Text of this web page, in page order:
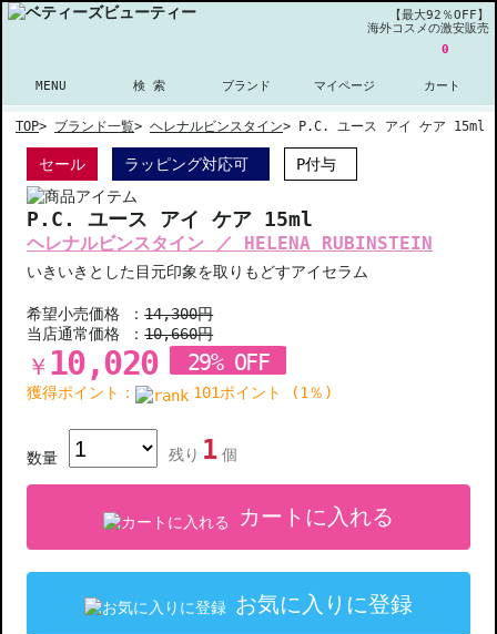
【最大92％OFF】
海外コスメの激安販売
MENU 検 索 ブランド マイページ
0
カート
TOP> ブランド一覧> ヘレナルビンスタイン> P.C. ユース アイ ケア 15ml
セール ラッピング対応可 P付与
P.C. ユース アイ ケア 15ml
ヘレナルビンスタイン ／ HELENA RUBINSTEIN
いきいきとした目元印象を取りもどすアイセラム
希望小売価格 ：14,300円
当店通常価格 ：10,660円
￥ 10,020 29% OFF
獲得ポイント： 101ポイント (1％)
数量 残り 1 個
カートに入れる
お気に入りに登録